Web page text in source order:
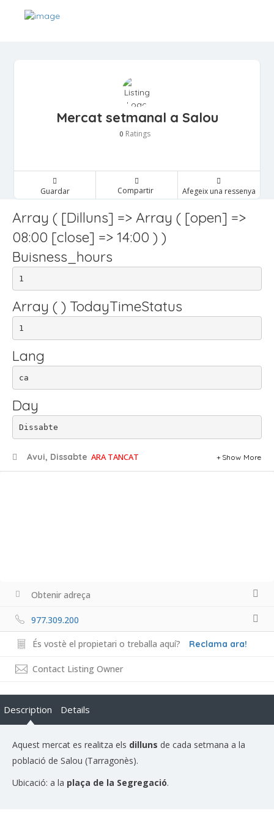
Mercat setmanal a Salou
0 Ratings
Guardar Compartir Afegeix una ressenya
Array ( [Dilluns] => Array ( [open] =>
08:00 [close] => 14:00 ) )
Buisness_hours
1
Array ( ) TodayTimeStatus
1
Lang
ca
Day
Dissabte
Avui, Dissabte ARA TANCAT Show More
Obtenir adreça
977.309.200
És vostè el propietari o treballa aquí? Reclama ara!
Contact Listing Owner
Description Details
Aquest mercat es realitza els dilluns de cada setmana a la
població de Salou (Tarragonès).
Ubicació: a la plaça de la Segregació.